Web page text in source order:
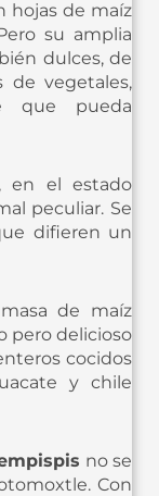
hojas de maíz
su amplia
dulces, de
de vegetales,
que pueda
, en el estado
peculiar. Se
difieren un
de maíz
pero delicioso
cocidos
y chile
no se
Con